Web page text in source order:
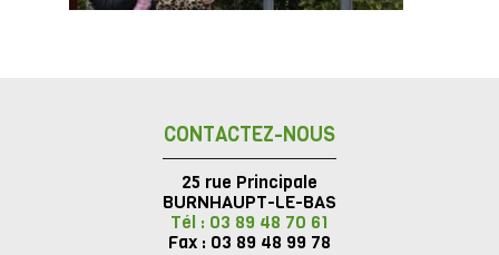
CONTACTEZ-NOUS
25 rue Principale
BURNHAUPT-LE-BAS
Tél : 03 89 48 70 61
Fax : 03 89 48 99 78